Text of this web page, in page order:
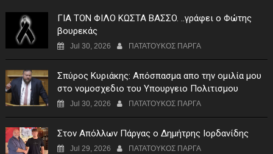
ΓIA TON ΦIΛO KΩΣTA BAΣΣO. ..γράφει ο Φώτης
βουρεκάς
Jul 30, 2026 ΠΑΤΑΤΟΥΚΟΣ ΠΑΡΓΑ
Σπύρος Κυριάκης: Απόσπασμα απο την ομιλία μου
στο νομοσχεδιο του Υπουργειο Πολιτισμου
Jul 30, 2026 ΠΑΤΑΤΟΥΚΟΣ ΠΑΡΓΑ
Στον Απόλλων Πάργας ο Δημήτρης Ιορδανίδης
Jul 29, 2026 ΠΑΤΑΤΟΥΚΟΣ ΠΑΡΓΑ